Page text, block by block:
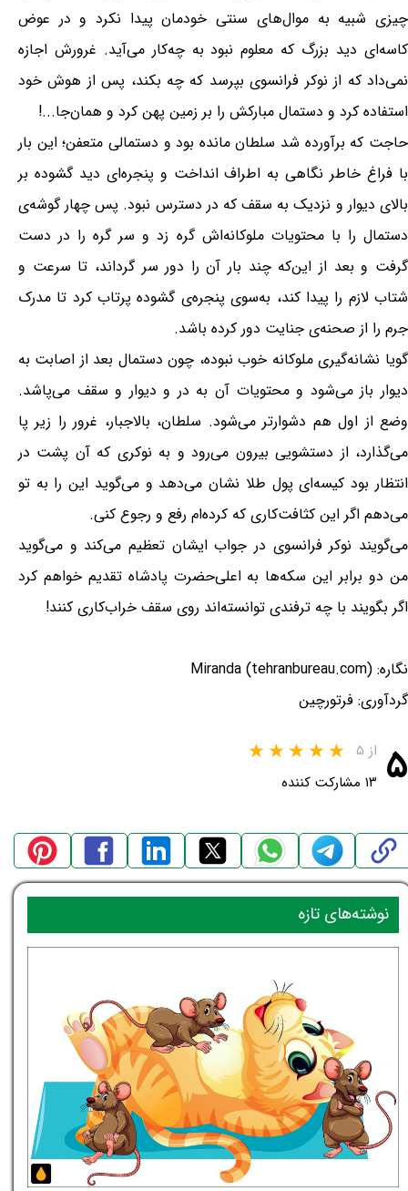
چیزی شبیه به موال‌های سنتی خودمان پیدا نکرد و در عوض
کاسه‌ای دید بزرگ که معلوم نبود به چه‌کار می‌آید. غرورش اجازه
نمی‌داد که از نوکر فرانسوی بپرسد که چه بکند، پس از هوش خود
استفاده کرد و دستمال مبارکش را بر زمین پهن کرد و همان‌جا...!
حاجت که برآورده شد سلطان مانده بود و دستمالی متعفن؛ این بار
با فراغ خاطر نگاهی به اطراف انداخت و پنجره‌ای دید گشوده بر
بالای دیوار و نزدیک به سقف که در دسترس نبود. پس چهار گوشه‌ی
دستمال را با محتویات ملوکانه‌اش گره زد و سر گره را در دست
گرفت و بعد از این‌که چند بار آن را دور سر گرداند، تا سرعت و
شتاب لازم را پیدا کند، به‌سوی پنجره‌ی گشوده پرتاب کرد تا مدرک
جرم را از صحنه‌ی جنایت دور کرده باشد.
گویا نشانه‌گیری ملوکانه خوب نبوده، چون دستمال بعد از اصابت به
دیوار باز می‌شود و محتویات آن به در و دیوار و سقف می‌پاشد.
وضع از اول هم دشوارتر می‌شود. سلطان، بالاجبار، غرور را زیر پا
می‌گذارد، از دستشویی بیرون می‌رود و به نوکری که آن پشت در
انتظار بود کیسه‌ای پول طلا نشان می‌دهد و می‌گوید این را به تو
می‌دهم اگر این کثافت‌کاری که کرده‌ام رفع و رجوع کنی.
می‌گویند نوکر فرانسوی در جواب ایشان تعظیم می‌کند و می‌گوید
من دو برابر این سکه‌ها به اعلی‌حضرت پادشاه تقدیم خواهم کرد
اگر بگویند با چه ترفندی توانسته‌اند روی سقف خراب‌کاری کنند!
نگاره: Miranda (tehranbureau.com)
گردآوری: فرتورچین
۵ از ۵
۱۳ مشارکت کننده
نوشته‌های تازه